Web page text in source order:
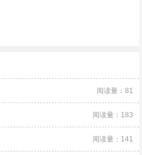
阅读量：81
阅读量：183
阅读量：141